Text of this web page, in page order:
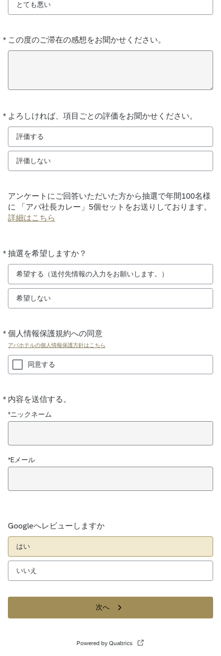
とても悪い
* この度のご滞在の感想をお聞かせください。
必
須
* よろしければ、項目ごとの評価をお聞かせください。
必
須
評価する
評価しない
アンケートにご回答いただいた方から抽選で年間100名様
に 「アパ社長カレー」5個セットをお送りしております。
詳細はこちら
* 抽選を希望しますか？
必
須
希望する（送付先情報の入力をお願いします。）
希望しない
* 個人情報保護規約への同意
アパホテルの個人情報保護方針はこちら
必
須
同意する
* 内容を送信する。
必
須
*ニックネーム
*Eメール
Googleへレビューしますか
はい
いいえ
次へ
Powered by Qualtrics